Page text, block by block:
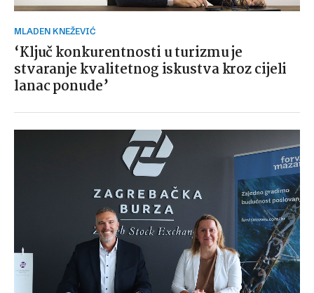
MLADEN KNEŽEVIĆ
‘Ključ konkurentnosti u turizmu je
stvaranje kvalitetnog iskustva kroz cijeli
lanac ponude’